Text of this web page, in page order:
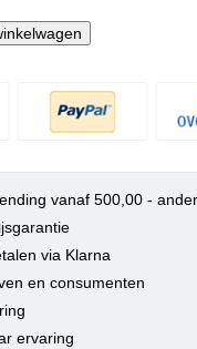
vanaf 500,00 -
via Klarna
en consumenten
ervaring